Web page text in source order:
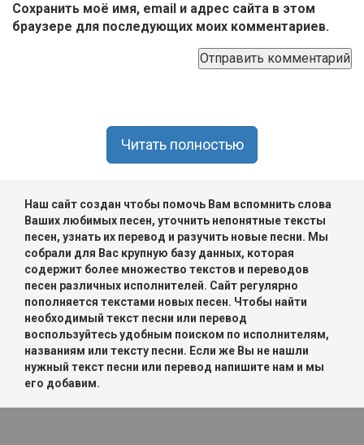
Сохранить моё имя, email и адрес сайта в этом
браузере для последующих моих комментариев.
Читать полностью
Наш сайт создан чтобы помочь Вам вспомнить слова
Ваших любимых песен, уточнить непонятные тексты
песен, узнать их перевод и разучить новые песни. Мы
собрали для Вас крупную базу данных, которая
содержит более множество текстов и переводов
песен различных исполнителей. Сайт регулярно
пополняется текстами новых песен. Чтобы найти
необходимый текст песни или перевод
воспользуйтесь удобным поиском по исполнителям,
названиям или тексту песни. Если же Вы не нашли
нужный текст песни или перевод напишите нам и мы
его добавим.